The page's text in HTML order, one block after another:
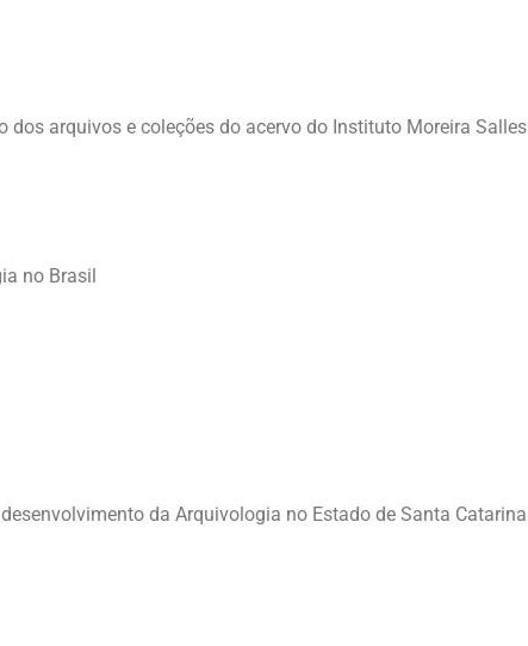
arquivos e coleções do acervo do Instituto Moreira Salles
no Brasil
da Arquivologia no Estado de Santa Catarina